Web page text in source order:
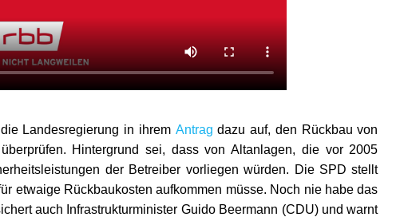
Landesregierung in ihrem Antrag dazu auf, den Rückbau von
Hintergrund sei, dass von Altanlagen, die vor 2005
der Betreiber vorliegen würden. Die SPD stellt
etwaige Rückbaukosten aufkommen müsse. Noch nie habe das
auch Infrastrukturminister Guido Beermann (CDU) und warnt